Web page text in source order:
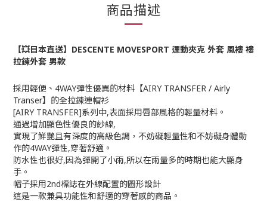
商品描述
【💥日本直送】DESCENTE MOVESPORT 運動夾克 外套 風褸 褸
拉鍊外套 男款
採用輕便、 4WAY彈性優異的材料【AIRY TRANSFER / Airly
Transer】的全拉鍊連帽衫
[AIRY TRANSFER]系列中,表面採用唇部風格的輕量材料。
通過增加顯色性優良的紗線,
實現了鮮艷且有深度的高級色調， 不妨礙輕量性和不妨礙身體動
作的4WAY彈性,穿著舒適。
防水性也很好,因為彈開了小雨,所以在雨量多的時期也能大顯身
手。
帽子採用2nd標誌在外線配置的圖形設計
這是一款兼具功能性和舒適的穿著感的商品。